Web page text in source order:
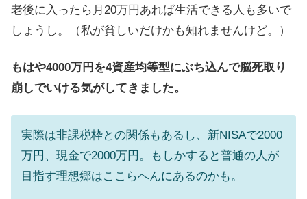
老後に入ったら月20万円あれば生活できる人も多いで
しょうし。（私が貧しいだけかも知れませんけど。）
もはや4000万円を4資産均等型にぶち込んで脳死取り
崩しでいける気がしてきました。
実際は非課税枠との関係もあるし、新NISAで2000
万円、現金で2000万円。もしかすると普通の人が
目指す理想郷はここらへんにあるのかも。